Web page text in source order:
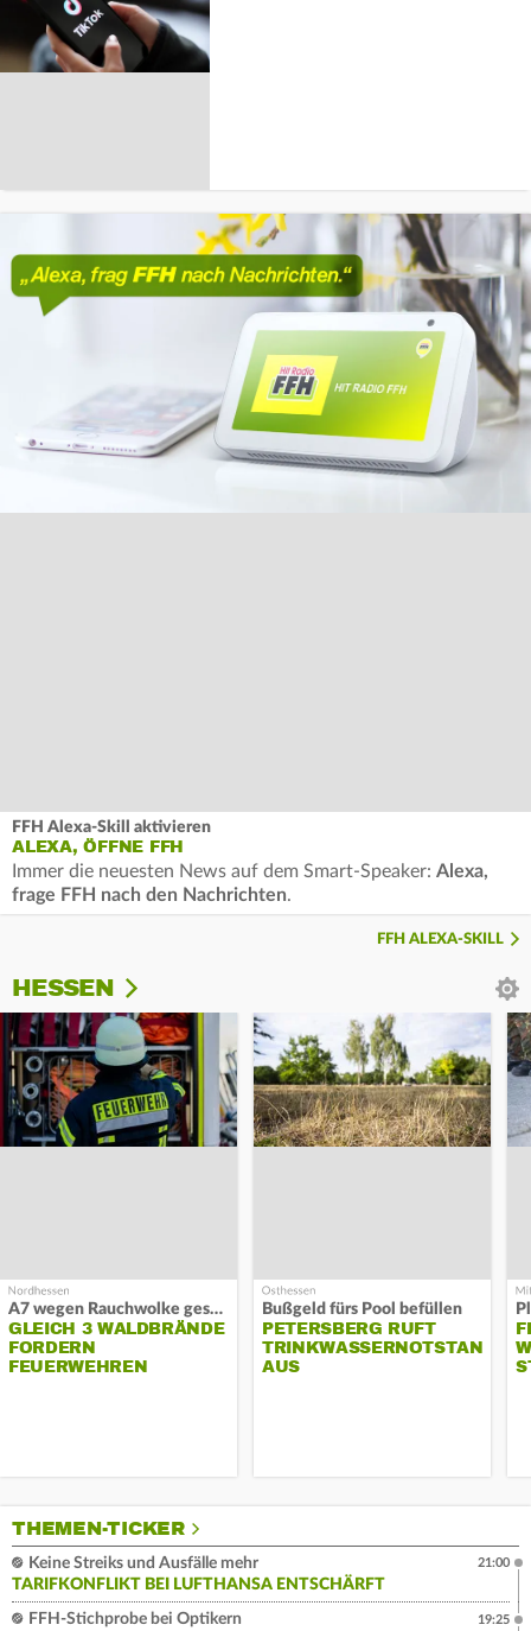
FFH Alexa-Skill aktivieren
ALEXA, ÖFFNE FFH
Immer die neuesten News auf dem Smart-Speaker: Alexa,
frage FFH nach den Nachrichten.
FFH ALEXA-SKILL
HESSEN
A7 wegen Rauchwolke gesperrt
GLEICH 3 WALDBRÄNDE
FORDERN
FEUERWEHREN
Bußgeld fürs Pool befüllen
PETERSBERG RUFT
TRINKWASSERNOTSTAND
AUS
THEMEN-TICKER
Keine Streiks und Ausfälle mehr
TARIFKONFLIKT BEI LUFTHANSA ENTSCHÄRFT
21:00
FFH-Stichprobe bei Optikern
19:25